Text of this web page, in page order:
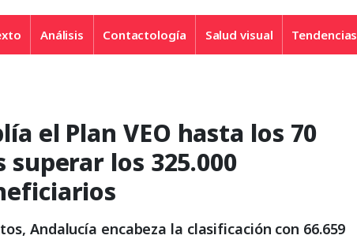
Análisis Contactología Salud visual Tendencias
el Plan VEO hasta los 70
los 325.000
Andalucía encabeza la clasificación con 66.659